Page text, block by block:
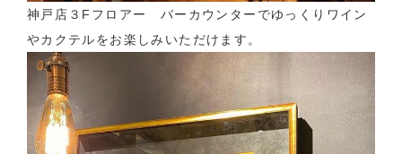
神戸店３Fフロアー バーカウンターでゆっくりワイン
やカクテルをお楽しみいただけます。